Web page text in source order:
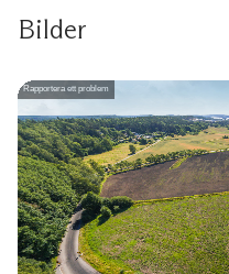
Bilder